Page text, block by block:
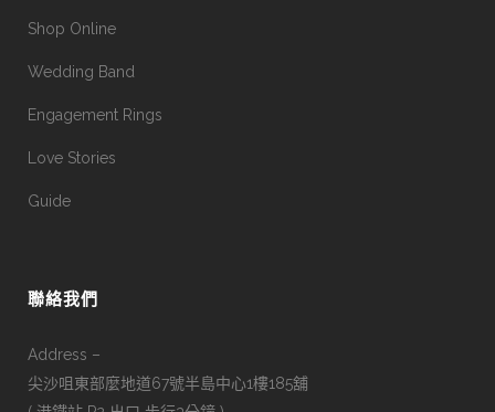
Shop Online
Wedding Band
Engagement Rings
Love Stories
Guide
聯絡我們
Address –
尖沙咀東部麼地道67號半島中心1樓185舖